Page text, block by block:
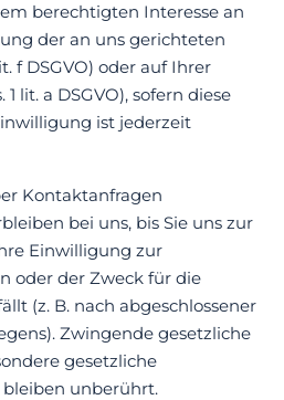
berechtigten Interesse an
der an uns gerichteten
f DSGVO) oder auf Ihrer
lit. a DSGVO), sofern diese
ist jederzeit
Kontaktanfragen
bei uns, bis Sie uns zur
Einwilligung zur
oder der Zweck für die
(z. B. nach abgeschlossener
Zwingende gesetzliche
gesetzliche
unberührt.